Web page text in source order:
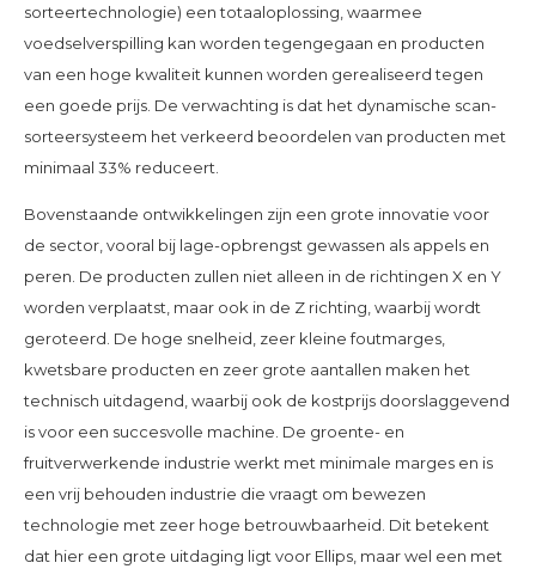
sorteertechnologie) een totaaloplossing, waarmee
voedselverspilling kan worden tegengegaan en producten
van een hoge kwaliteit kunnen worden gerealiseerd tegen
een goede prijs. De verwachting is dat het dynamische scan-
sorteersysteem het verkeerd beoordelen van producten met
minimaal 33% reduceert.
Bovenstaande ontwikkelingen zijn een grote innovatie voor
de sector, vooral bij lage-opbrengst gewassen als appels en
peren. De producten zullen niet alleen in de richtingen X en Y
worden verplaatst, maar ook in de Z richting, waarbij wordt
geroteerd. De hoge snelheid, zeer kleine foutmarges,
kwetsbare producten en zeer grote aantallen maken het
technisch uitdagend, waarbij ook de kostprijs doorslaggevend
is voor een succesvolle machine. De groente- en
fruitverwerkende industrie werkt met minimale marges en is
een vrij behouden industrie die vraagt om bewezen
technologie met zeer hoge betrouwbaarheid. Dit betekent
dat hier een grote uitdaging ligt voor Ellips, maar wel een met